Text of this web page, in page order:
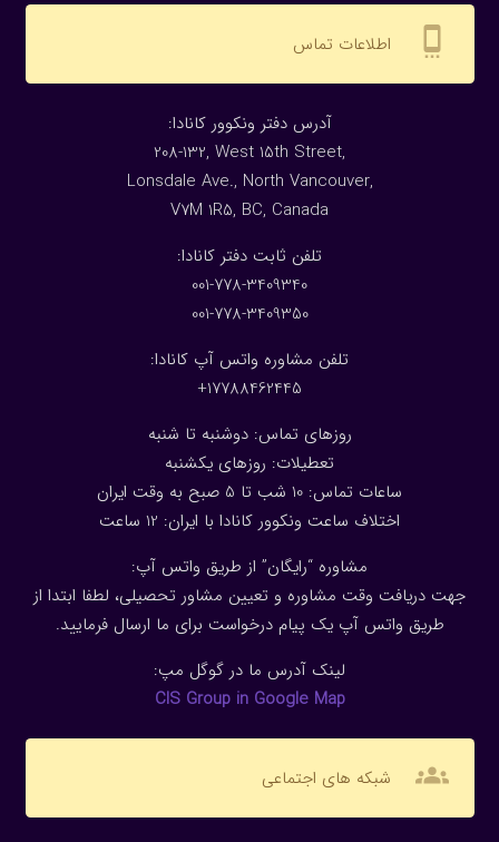
settings_cell اطلاعات تماس
:آدرس دفتر ونکوور کانادا
208-132, West 15th Street,
Lonsdale Ave., North Vancouver,
V7M 1R5, BC, Canada
:تلفن ثابت دفتر کانادا
001-778-3409340
001-778-3409350
تلفن مشاوره واتس آپ کانادا:
17788462445+
روزهای تماس: دوشنبه تا شنبه
تعطیلات: روزهای یکشنبه
ساعات تماس: 10 شب تا 5 صبح به وقت ایران
اختلاف ساعت ونکوور کانادا با ایران: 1 2 ساعت
مشاوره “رایگان” از طریق واتس آپ:
جهت دریافت وقت مشاوره و تعیین مشاور تحصیلی، لطفا ابتدا از
طریق واتس آپ یک پیام درخواست برای ما ارسال فرمایید.
لینک آدرس ما در گوگل مپ:
CIS Group in Google Map
groups شبکه های اجتماعی